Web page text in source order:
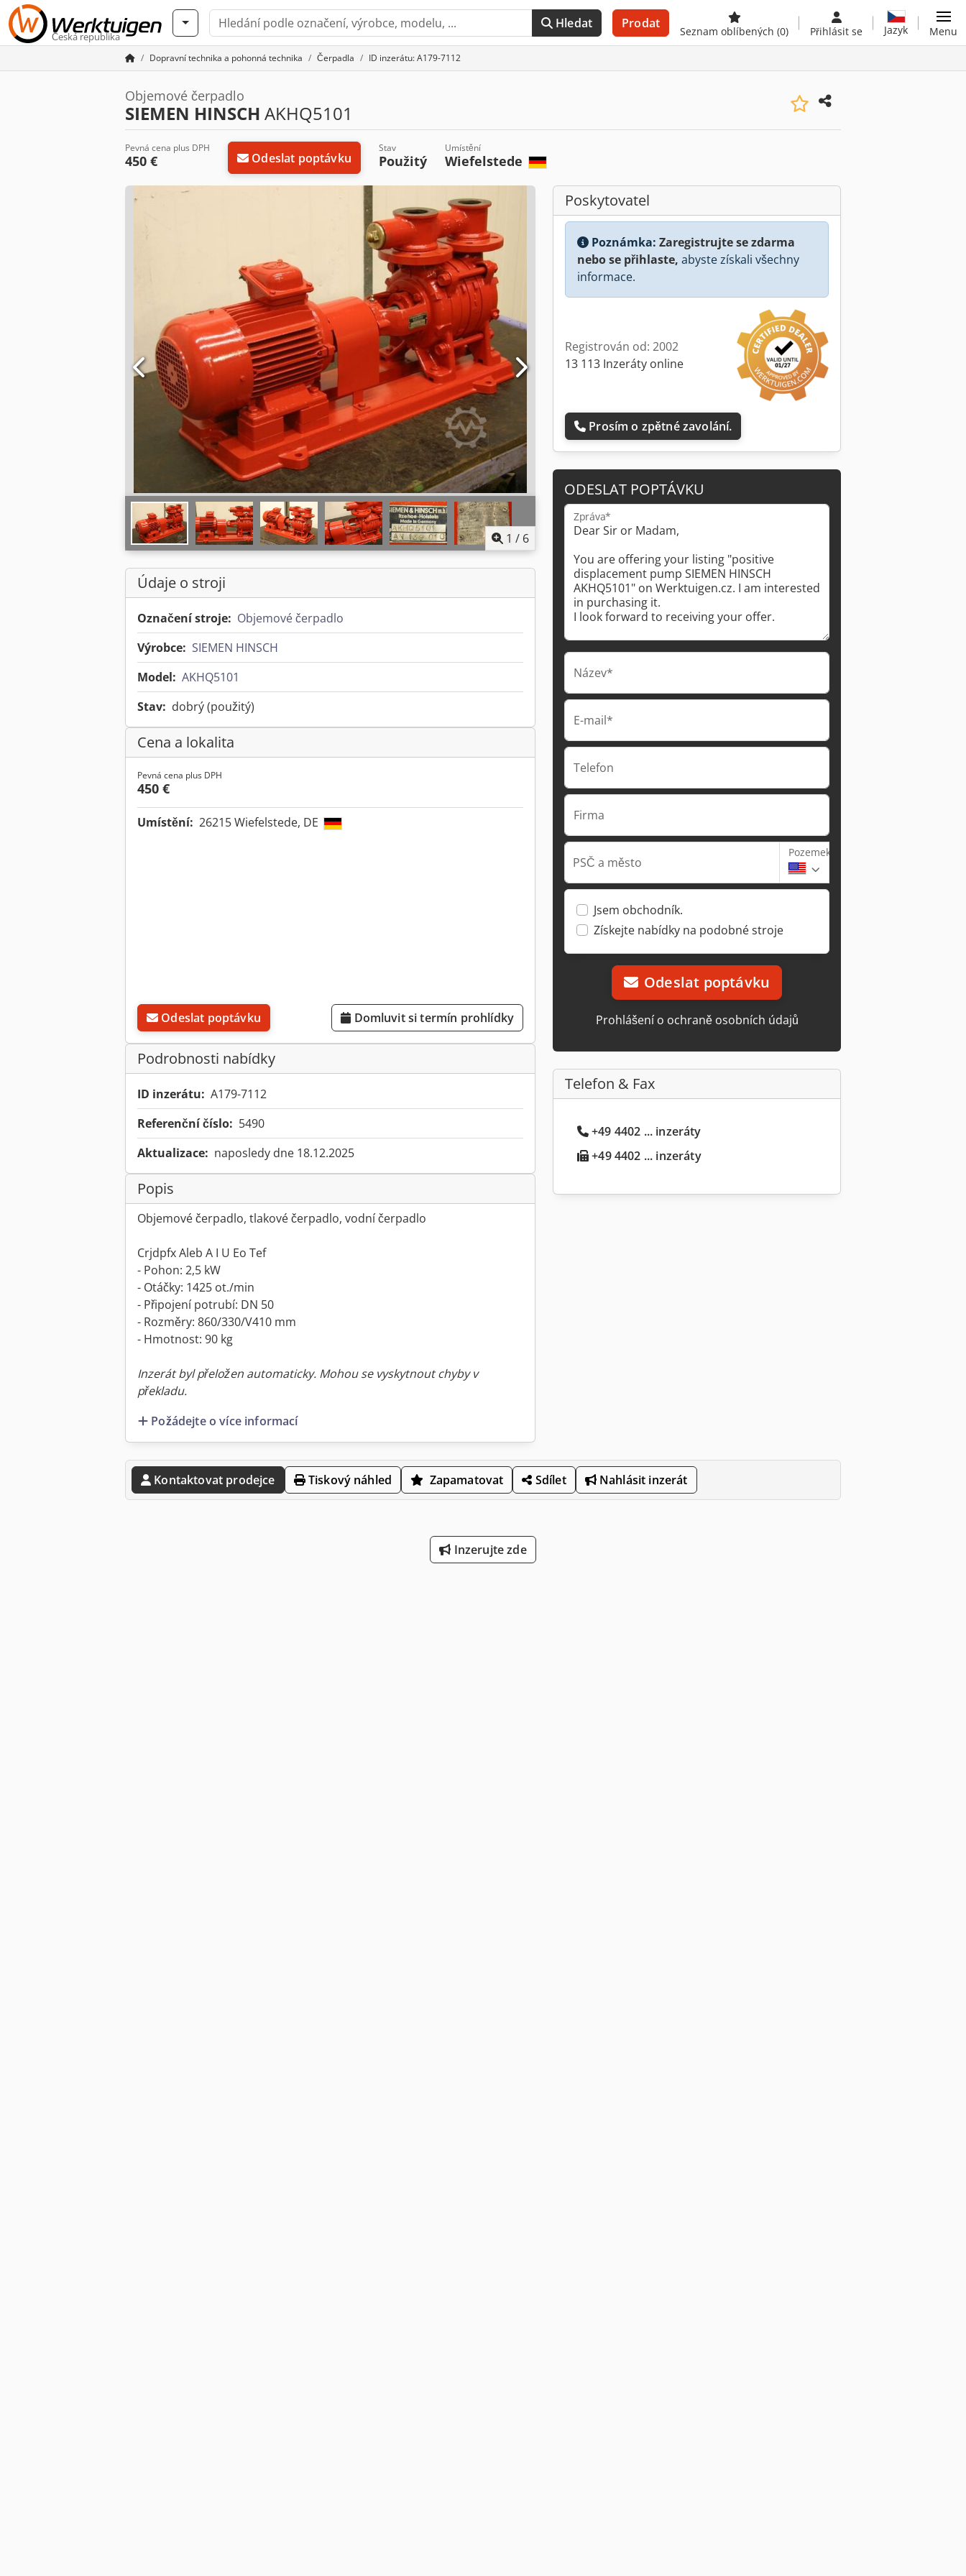
Česká republika
Hledat Prodat
Seznam oblíbených (0) Přihlásit se Jazyk Menu
Dopravní technika a pohonná technika Čerpadla ID inzerátu: A179-7112
Objemové čerpadlo
SIEMEN HINSCH AKHQ5101
Pevná cena plus DPH
450 € Odeslat poptávku
Stav
Použitý
Umístění
Wiefelstede
1 / 6
Údaje o stroji
Označení stroje: Objemové čerpadlo
Výrobce: SIEMEN HINSCH
Model: AKHQ5101
Stav: dobrý (použitý)
Cena a lokalita
Pevná cena plus DPH
450 €
Umístění: 26215 Wiefelstede, DE
Odeslat poptávku Domluvit si termín prohlídky
Podrobnosti nabídky
ID inzerátu: A179-7112
Referenční číslo: 5490
Aktualizace: naposledy dne 18.12.2025
Popis
Objemové čerpadlo, tlakové čerpadlo, vodní čerpadlo
Crjdpfx Aleb A I U Eo Tef
- Pohon: 2,5 kW
- Otáčky: 1425 ot./min
- Připojení potrubí: DN 50
- Rozměry: 860/330/V410 mm
- Hmotnost: 90 kg
Inzerát byl přeložen automaticky. Mohou se vyskytnout chyby v
překladu.
Požádejte o více informací
Poskytovatel
Poznámka: Zaregistrujte se zdarma
nebo se přihlaste, abyste získali všechny
informace.
Registrován od: 2002
13 113 Inzeráty online
Prosím o zpětné zavolání.
ODESLAT POPTÁVKU
Zpráva*
Název*
E-mail*
Telefon
Firma
PSČ a město
Pozemek
Jsem obchodník.
Získejte nabídky na podobné stroje
Odeslat poptávku
Prohlášení o ochraně osobních údajů
Telefon & Fax
+49 4402 ... inzeráty
+49 4402 ... inzeráty
Kontaktovat prodejce Tiskový náhled Zapamatovat Sdílet Nahlásit inzerát
Inzerujte zde